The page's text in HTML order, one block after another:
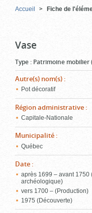
Accueil Fiche de
Vase
Type : Patrimoine mobilier
Autre(s) nom(s) :
Pot décoratif
Région administrative :
Capitale-Nationale
Municipalité :
Québec
Date :
après 1699 – avant 1750
archéologique)
vers 1700 – (Production)
1975 (Découverte)